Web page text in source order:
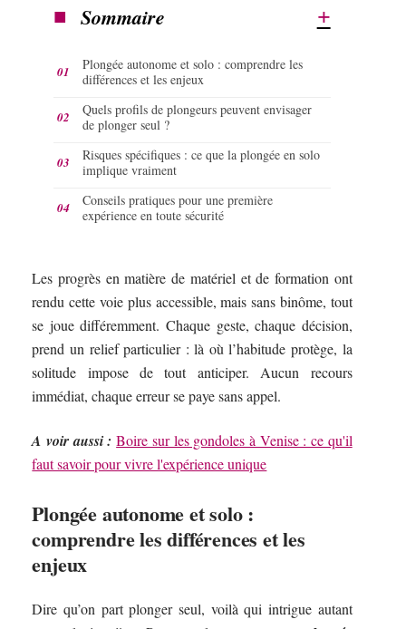
Sommaire
Plongée autonome et solo : comprendre les
différences et les enjeux
Quels profils de plongeurs peuvent envisager
de plonger seul ?
Risques spécifiques : ce que la plongée en solo
implique vraiment
Conseils pratiques pour une première
expérience en toute sécurité
Les progrès en matière de matériel et de formation ont
rendu cette voie plus accessible, mais sans binôme, tout
se joue différemment. Chaque geste, chaque décision,
prend un relief particulier : là où l’habitude protège, la
solitude impose de tout anticiper. Aucun recours
immédiat, chaque erreur se paye sans appel.
A voir aussi : Boire sur les gondoles à Venise : ce qu'il
faut savoir pour vivre l'expérience unique
Plongée autonome et solo :
comprendre les différences et les
enjeux
Dire qu’on part plonger seul, voilà qui intrigue autant